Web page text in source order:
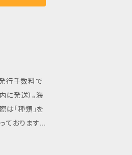
行手数料で
に発送）。海
おります。